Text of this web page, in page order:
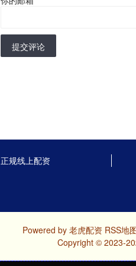
提交评论
正规线上配资
Powered by 老虎配资 RSS地
Copyright © 2023-